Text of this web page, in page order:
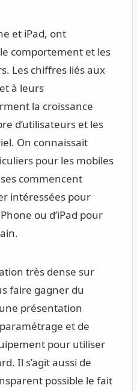
et iPad, ont
comportement et les
Les chiffres liés aux
à leurs
la croissance
d’utilisateurs et les
On connaissait
pour les mobiles
commencent
intéressées pour
ou d’iPad pour
très dense sur
faire gagner du
présentation
et de
pour utiliser
Il s’agit aussi de
possible le fait